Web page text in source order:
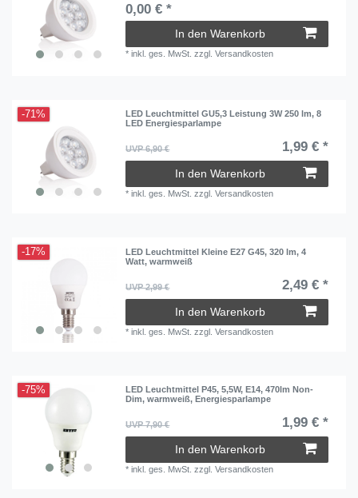
0,00 € *
In den Warenkorb
*inkl. ges. MwSt. zzgl.Versandkosten
-71%
LED Leuchtmittel GU5,3 Leistung 3W 250 lm, 8
LED Energiesparlampe
UVP 6,90 € 1,99 € *
In den Warenkorb
*inkl. ges. MwSt. zzgl.Versandkosten
-17%
LED Leuchtmittel Kleine E27 G45, 320 lm, 4
Watt, warmweiß
UVP 2,99 € 2,49 € *
In den Warenkorb
*inkl. ges. MwSt. zzgl.Versandkosten
-75%
LED Leuchtmittel P45, 5,5W, E14, 470lm Non-
Dim, warmweiß, Energiesparlampe
UVP 7,90 € 1,99 € *
In den Warenkorb
*inkl. ges. MwSt. zzgl.Versandkosten